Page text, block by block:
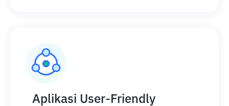
Aplikasi User-Friendly